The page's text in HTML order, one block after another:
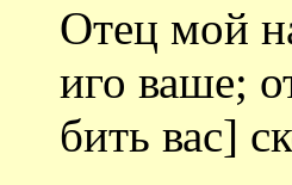
Отец мой
иго ваше;
бить вас]